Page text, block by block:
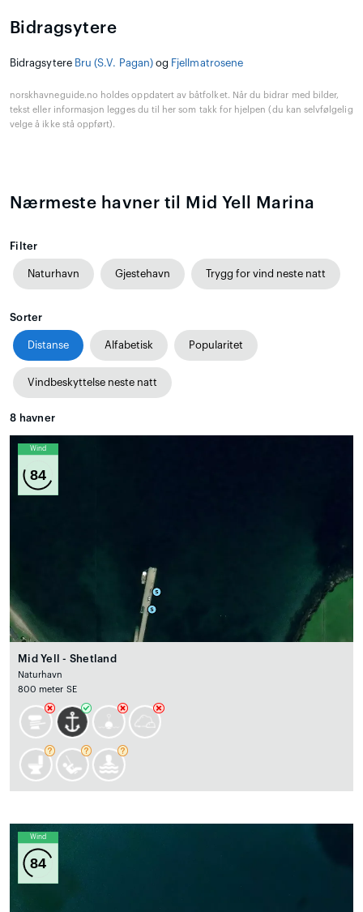
Bidragsytere
Bidragsytere Bru (S.V. Pagan)og Fjellmatrosene
norskhavneguide.no holdes oppdatert av båtfolket. Når du bidrar med bilder,
tekst eller informasjon legges du til her som takk for hjelpen (du kan selvfølgelig
velge å ikke stå oppført).
Nærmeste havner til Mid Yell Marina
Filter
Naturhavn Gjestehavn Trygg for vind neste natt
Sorter
Distanse Alfabetisk Popularitet
Vindbeskyttelse neste natt
8 havner
Wind
84
Mid Yell - Shetland
Naturhavn
800 meter SE
Wind
84